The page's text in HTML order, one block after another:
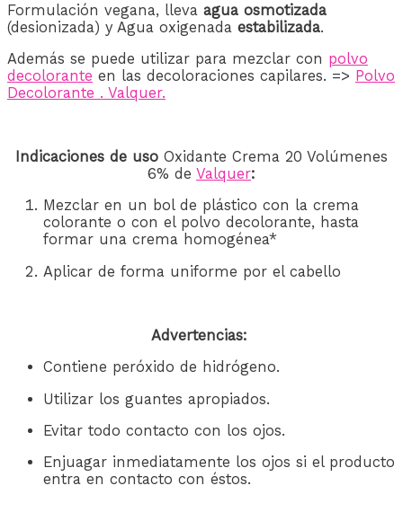
Formulación vegana, lleva agua osmotizada
(desionizada) y Agua oxigenada estabilizada.
Además se puede utilizar para mezclar con polvo
decolorante en las decoloraciones capilares. => Polvo
Decolorante . Valquer.
Indicaciones de uso Oxidante Crema 20 Volúmenes
6% de Valquer:
Mezclar en un bol de plástico con la crema
colorante o con el polvo decolorante, hasta
formar una crema homogénea*
Aplicar de forma uniforme por el cabello
Advertencias:
Contiene peróxido de hidrógeno.
Utilizar los guantes apropiados.
Evitar todo contacto con los ojos.
Enjuagar inmediatamente los ojos si el producto
entra en contacto con éstos.